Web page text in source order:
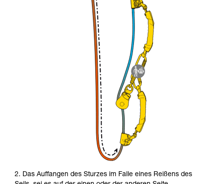
2. Das Auffangen des Sturzes im Falle eines Reißens des